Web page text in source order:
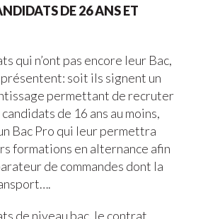
DE 26 ANS ET
qui n’ont pas encore leur Bac,
soit ils signent un
permettant de recruter
de 16 ans au moins,
Bac Pro qui leur permettra
formations en alternance afin
de commandes dont la
de niveau bac, le contrat